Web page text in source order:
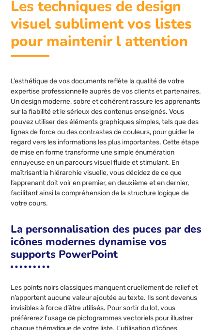
Les techniques de design
visuel subliment vos listes
pour maintenir l attention
L’esthétique de vos documents reflète la qualité de votre
expertise professionnelle auprès de vos clients et partenaires.
Un design moderne, sobre et cohérent rassure les apprenants
sur la fiabilité et le sérieux des contenus enseignés. Vous
pouvez utiliser des éléments graphiques simples, tels que des
lignes de force ou des contrastes de couleurs, pour guider le
regard vers les informations les plus importantes. Cette étape
de mise en forme transforme une simple énumération
ennuyeuse en un parcours visuel fluide et stimulant. En
maîtrisant la hiérarchie visuelle, vous décidez de ce que
l’apprenant doit voir en premier, en deuxième et en dernier,
facilitant ainsi la compréhension de la structure logique de
votre cours.
La personnalisation des puces par des
icônes modernes dynamise vos
supports PowerPoint
Les points noirs classiques manquent cruellement de relief et
n’apportent aucune valeur ajoutée au texte. Ils sont devenus
invisibles à force d’être utilisés. Pour sortir du lot, vous
préférerez l’usage de pictogrammes vectoriels pour illustrer
chaque thématique de votre liste. L’utilisation d’icônes